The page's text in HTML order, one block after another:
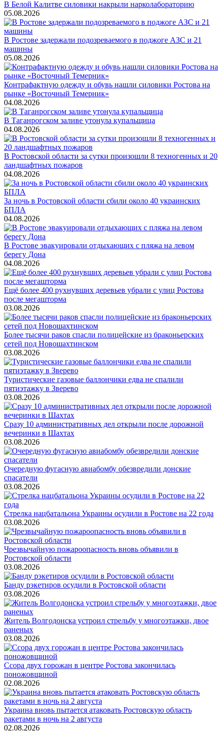
В Белой Калитве силовики накрыли нарколабораторию
05.08.2026
В Ростове задержали подозреваемого в поджоге АЗС и 21
машины
05.08.2026
Контрафактную одежду и обувь нашли силовики Ростова на
рынке «Восточный Темерник»
04.08.2026
В Таганрогском заливе утонула купальщица
04.08.2026
В Ростовской области за сутки произошли 8 техногенных и 20
ландшафтных пожаров
04.08.2026
За ночь в Ростовской области сбили около 40 украинских
БПЛА
04.08.2026
В Ростове эвакуировали отдыхающих с пляжа на левом
берегу Дона
04.08.2026
Ещё более 400 рухнувших деревьев убрали с улиц Ростова
после мегашторма
03.08.2026
Более тысячи раков спасли полицейские из браконьерских
сетей под Новошахтинском
03.08.2026
Туристические газовые баллончики едва не спалили
пятиэтажку в Зверево
03.08.2026
Сразу 10 административных дел открыли после дорожной
вечеринки в Шахтах
03.08.2026
Очередную фугасную авиабомбу обезвредили донские
спасатели
03.08.2026
Стрелка нацбатальона Украины осудили в Ростове на 22 года
03.08.2026
Чрезвычайную пожароопасность вновь объявили в
Ростовской области
03.08.2026
Банду рэкетиров осудили в Ростовской области
03.08.2026
Житель Волгодонска устроил стрельбу у многоэтажки, двое
раненых
03.08.2026
Ссора двух горожан в центре Ростова закончилась
поножовщиной
02.08.2026
Украина вновь пытается атаковать Ростовскую область
ракетами в ночь на 2 августа
02.08.2026